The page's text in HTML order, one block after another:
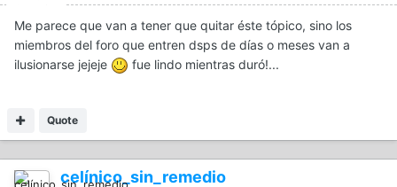
Me parece que van a tener que quitar éste tópico, sino los
miembros del foro que entren dsps de días o meses van a
ilusionarse jejeje
fue lindo mientras duró!...
Quote
celínico_sin_remedio